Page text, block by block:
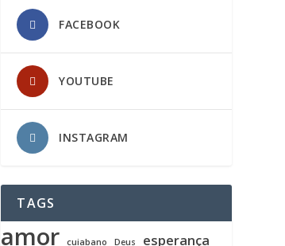
FACEBOOK
YOUTUBE
INSTAGRAM
TAGS
amor cuiabano Deus esperança